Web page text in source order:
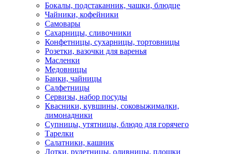
Бокалы, подстаканник, чашки, блюдце
Чайники, кофейники
Самовары
Сахарницы, сливочники
Конфетницы, сухарницы, тортовницы
Розетки, вазочки для варенья
Масленки
Медовницы
Банки, чайницы
Салфетницы
Сервизы, набор посуды
Квасники, кувшины, соковыжималки,
лимонадники
Супницы, утятницы, блюдо для горячего
Тарелки
Салатники, кашник
Лотки, рулетницы, оливницы, плошки